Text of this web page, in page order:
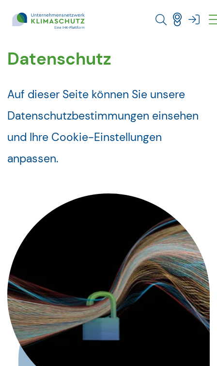
Direkt zu den Inhalten springen
Datenschutz
Auf dieser Seite können Sie unsere
Datenschutzbestimmungen einsehen
und Ihre Cookie-Einstellungen
anpassen.